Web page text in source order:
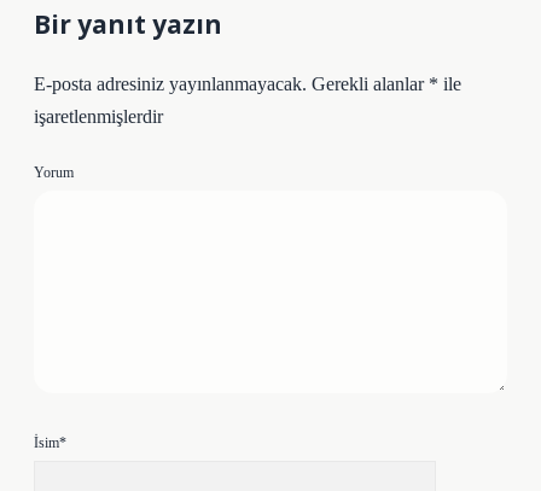
Bir yanıt yazın
E-posta adresiniz yayınlanmayacak. Gerekli alanlar * ile
işaretlenmişlerdir
Yorum
İsim*